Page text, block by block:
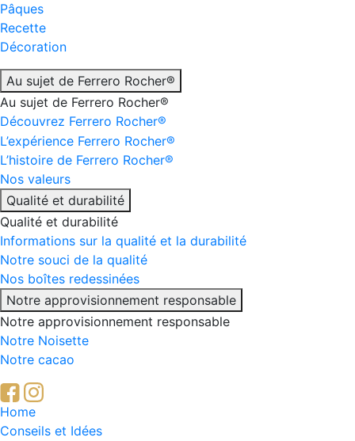
Pâques
Recette
Décoration
Au sujet de Ferrero Rocher®
Au sujet de Ferrero Rocher®
Découvrez Ferrero Rocher®
L’expérience Ferrero Rocher®
L’histoire de Ferrero Rocher®
Nos valeurs
Qualité et durabilité
Qualité et durabilité
Informations sur la qualité et la durabilité
Notre souci de la qualité
Nos boîtes redessinées
Notre approvisionnement responsable
Notre approvisionnement responsable
Notre Noisette
Notre cacao
Breadcrumb
Home
Conseils et Idées